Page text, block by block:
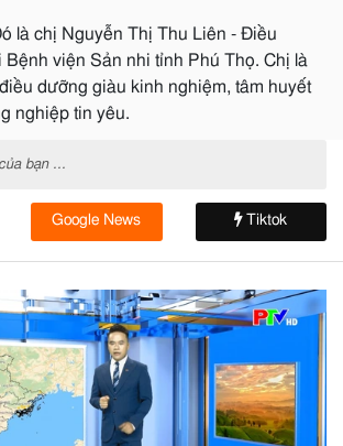
là chị Nguyễn Thị Thu Liên - Điều
viện Sản nhi tỉnh Phú Thọ. Chị là
dưỡng giàu kinh nghiệm, tâm huyết
nghiệp tin yêu.
bạn ...
Google News Tiktok